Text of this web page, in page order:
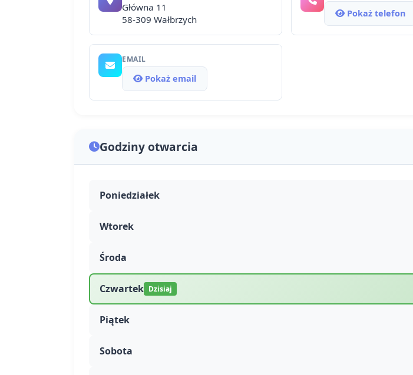
Główna 11
58-309 Wałbrzych
Pokaż telefon
EMAIL
Pokaż email
Godziny otwarcia
Poniedziałek
Wtorek
Środa
Czwartek Dzisiaj
Piątek
Sobota